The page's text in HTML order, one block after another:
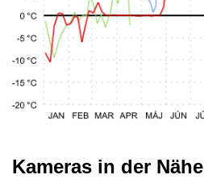
Kameras in der Nähe